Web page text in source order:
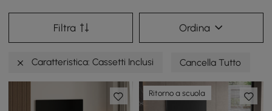
Filtra Ordina
Caratteristica: Cassetti Inclusi Cancella Tutto
Ritorno a scuola